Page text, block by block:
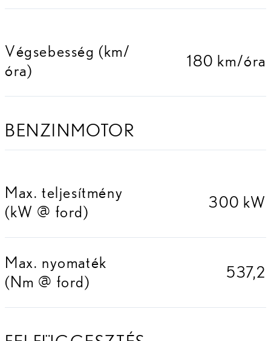
Végsebesség (km/
óra)
180 km/óra
BENZINMOTOR
Max. teljesítmény
(kW @ ford)
300 kW
Max. nyomaték
(Nm @ ford)
537,2